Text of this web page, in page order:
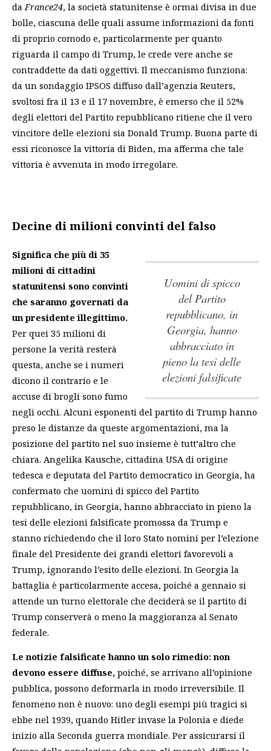
daFrance24, la società statunitense è ormai divisa in due
bolle, ciascuna delle quali assume informazioni da fonti
di proprio comodo e, particolarmente per quanto
riguarda il campo di Trump, le crede vere anche se
contraddette da dati oggettivi. Il meccanismo funziona:
da un sondaggio IPSOS diffuso dall’agenzia Reuters,
svoltosi fra il 13 e il 17 novembre, è emerso che il 52%
degli elettori del Partito repubblicano ritiene che il vero
vincitore delle elezioni sia Donald Trump. Buona parte di
essi riconosce la vittoria di Biden, ma afferma che tale
vittoria è avvenuta in modo irregolare.
Decine di milioni convinti del falso
uomini di spicco
del Partito
repubblicano, in
Georgia, hanno
abbracciato in
pieno la tesi delle
elezioni falsificate
Significa che più di 35
milioni di cittadini
statunitensi sono convinti
che saranno governati da
un presidente illegittimo.
Per quei 35 milioni di
persone la verità resterà
questa, anche se i numeri
dicono il contrario e le
accuse di brogli sono fumo
negli occhi. Alcuni esponenti del partito di Trump hanno
preso le distanze da queste argomentazioni, ma la
posizione del partito nel suo insieme è tutt’altro che
chiara. Angelika Kausche, cittadina USA di origine
tedesca e deputata del Partito democratico in Georgia, ha
confermato che uomini di spicco del Partito
repubblicano, in Georgia, hanno abbracciato in pieno la
tesi delle elezioni falsificate promossa da Trump e
stanno richiedendo che il loro Stato nomini per l’elezione
finale del Presidente dei grandi elettori favorevoli a
Trump, ignorando l’esito delle elezioni. In Georgia la
battaglia è particolarmente accesa, poiché a gennaio si
attende un turno elettorale che deciderà se il partito di
Trump conserverà o meno la maggioranza al Senato
federale.
Le notizie falsificate hanno un solo rimedio: non
devono essere diffuse, poiché, se arrivano all’opinione
pubblica, possono deformarla in modo irreversibile. Il
fenomeno non è nuovo: uno degli esempi più tragici si
ebbe nel 1939, quando Hitler invase la Polonia e diede
inizio alla Seconda guerra mondiale. Per assicurarsi il